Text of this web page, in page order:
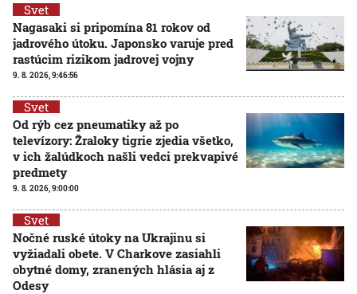
Svet
Nagasaki si pripomína 81 rokov od
jadrového útoku. Japonsko varuje pred
rastúcim rizikom jadrovej vojny
9. 8. 2026, 9:46:56
Svet
Od rýb cez pneumatiky až po
televízory: Žraloky tigrie zjedia všetko,
v ich žalúdkoch našli vedci prekvapivé
predmety
9. 8. 2026, 9:00:00
Svet
Nočné ruské útoky na Ukrajinu si
vyžiadali obete. V Charkove zasiahli
obytné domy, zranených hlásia aj z
Odesy